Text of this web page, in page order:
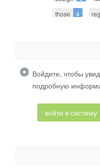
those
4
Войдите, чтобы
подробную
войти в систему